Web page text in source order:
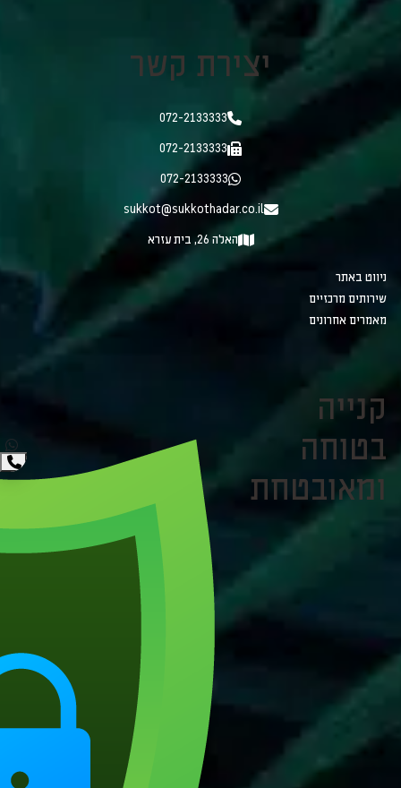
יצירת קשר
072-2133333
072-2133333
072-2133333
sukkot@sukkothadar.co.il
האלה 26, בית עזרא
ניווט באתר
שירותים מרכזיים
מאמרים אחרונים
קנייה
בטוחה
ומאובטחת